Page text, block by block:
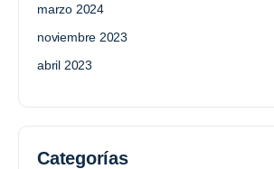
marzo 2024
noviembre 2023
abril 2023
Categorías